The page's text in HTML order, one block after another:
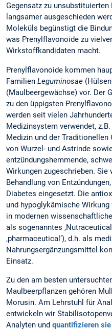
Gegensatz zu
langsamer ausgeschieden
Moleküls begünstigt die
was Prenylflavonoide zu
Wirkstoffkandidaten macht.
Prenylflavonoide kommen
Familien Leguminosae
(Maulbeergewächse) vor. Der
zu den üppigsten
werden seit vielen
Medizinsystem verwendet,
Medizin und der
von Wurzel- und Astrinde
entzündungshemmende,
Wirkungen zugeschrieben.
Behandlung von
Diabetes eingesetzt. Die
und hypoglykämische
in modernen
als sogenanntes
‚pharmaceutical‘), d.h. als
Nahrungsergänzungsmittel
Einsatz.
Zu den am besten
Maulbeerpflanzen gehören
Morusin. Am Lehrstuhl für
entwickeln wir
Analyten und quantifizieren